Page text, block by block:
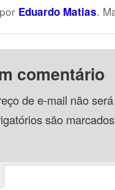
por Eduardo Matias.
comentário
de e-mail não
são